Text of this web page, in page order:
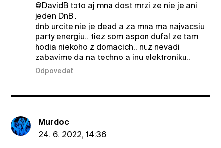
@DavidBtoto aj mna dost mrzi ze nie je ani
jeden DnB..
dnb urcite nie je dead a za mna ma najvacsiu
party energiu.. tiez som aspon dufal ze tam
hodia niekoho z domacich.. nuz nevadi
zabavime da na techno a inu elektroniku..
Odpovedať
Murdoc
24. 6. 2022, 14:36